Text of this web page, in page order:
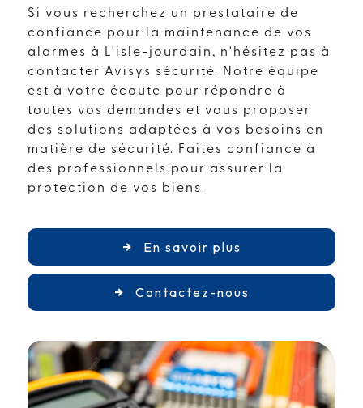
Si vous recherchez un prestataire de
confiance pour la maintenance de vos
alarmes à L'isle-jourdain, n'hésitez pas à
contacter Avisys sécurité. Notre équipe
est à votre écoute pour répondre à
toutes vos demandes et vous proposer
des solutions adaptées à vos besoins en
matière de sécurité. Faites confiance à
des professionnels pour assurer la
protection de vos biens.
En savoir plus
Contactez-nous